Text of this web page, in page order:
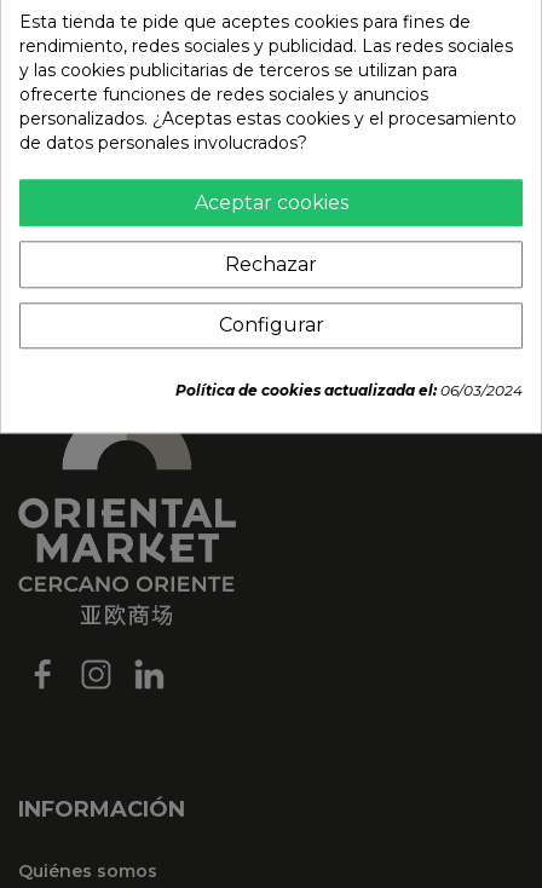
Unagi Anguila Topping
(SEAFOOD MARKET)
Gyoza de pollo curry
(AJINOMOTO) POLONIA
8,89 €
INFORMACIÓN
Quiénes somos
Esta tienda te pide que aceptes cookies para fines de
rendimiento, redes sociales y publicidad. Las redes sociales
y las cookies publicitarias de terceros se utilizan para
ofrecerte funciones de redes sociales y anuncios
personalizados. ¿Aceptas estas cookies y el procesamiento
de datos personales involucrados?
Aceptar cookies
Rechazar
Configurar
Política de cookies actualizada el:06/03/2024